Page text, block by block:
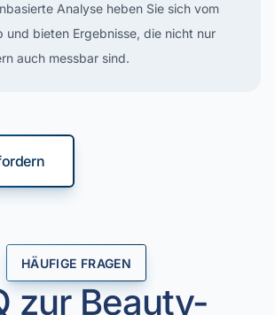
Analyse heben Sie sich vom
und bieten Ergebnisse, die nicht nur
auch messbar sind.
HÄUFIGE FRAGEN
zur Beauty-